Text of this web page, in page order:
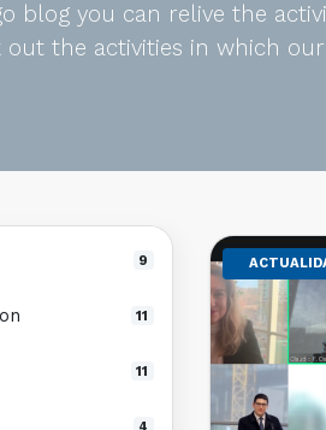
blog you can relive the
out the activities in which
9
11
11
4